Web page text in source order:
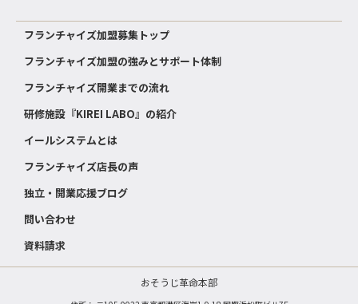
フランチャイズ加盟募集トップ
フランチャイズ加盟の強みとサポート体制
フランチャイズ開業までの流れ
研修施設『KIREI LABO』の紹介
イールシステムとは
フランチャイズ店長の声
独立・開業応援ブログ
問い合わせ
資料請求
おそうじ革命本部